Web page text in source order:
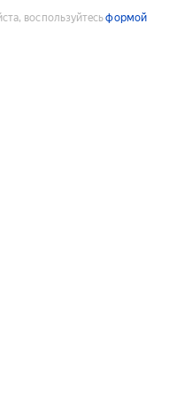
воспользуйтесьформой